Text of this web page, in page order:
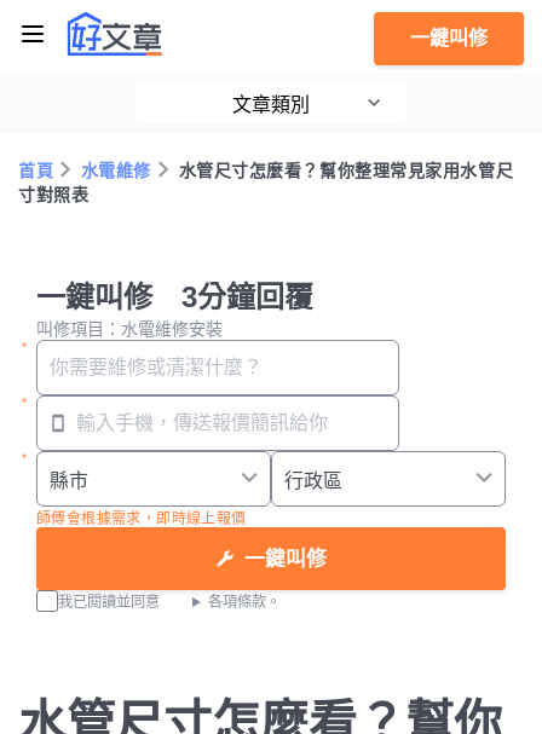
一鍵叫修
文章類別
首頁 水電維修
水管尺寸怎麼看？幫你整理常見家用水管尺
寸對照表
一鍵叫修 3分鐘回覆
叫修項目：水電維修安裝
師傅會根據需求，即時線上報價
一鍵叫修
我已閱讀並同意 各項條款。
水管尺寸怎麼看？幫你